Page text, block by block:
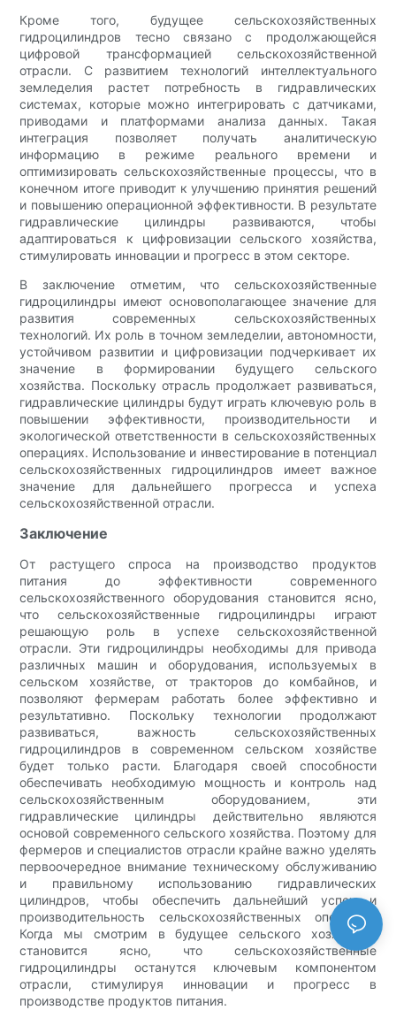
Кроме того, будущее сельскохозяйственных
гидроцилиндров тесно связано с продолжающейся
цифровой трансформацией сельскохозяйственной
отрасли. С развитием технологий интеллектуального
земледелия растет потребность в гидравлических
системах, которые можно интегрировать с датчиками,
приводами и платформами анализа данных. Такая
интеграция позволяет получать аналитическую
информацию в режиме реального времени и
оптимизировать сельскохозяйственные процессы, что в
конечном итоге приводит к улучшению принятия решений
и повышению операционной эффективности. В результате
гидравлические цилиндры развиваются, чтобы
адаптироваться к цифровизации сельского хозяйства,
стимулировать инновации и прогресс в этом секторе.
В заключение отметим, что сельскохозяйственные
гидроцилиндры имеют основополагающее значение для
развития современных сельскохозяйственных
технологий. Их роль в точном земледелии, автономности,
устойчивом развитии и цифровизации подчеркивает их
значение в формировании будущего сельского
хозяйства. Поскольку отрасль продолжает развиваться,
гидравлические цилиндры будут играть ключевую роль в
повышении эффективности, производительности и
экологической ответственности в сельскохозяйственных
операциях. Использование и инвестирование в потенциал
сельскохозяйственных гидроцилиндров имеет важное
значение для дальнейшего прогресса и успеха
сельскохозяйственной отрасли.
Заключение
От растущего спроса на производство продуктов
питания до эффективности современного
сельскохозяйственного оборудования становится ясно,
что сельскохозяйственные гидроцилиндры играют
решающую роль в успехе сельскохозяйственной
отрасли. Эти гидроцилиндры необходимы для привода
различных машин и оборудования, используемых в
сельском хозяйстве, от тракторов до комбайнов, и
позволяют фермерам работать более эффективно и
результативно. Поскольку технологии продолжают
развиваться, важность сельскохозяйственных
гидроцилиндров в современном сельском хозяйстве
будет только расти. Благодаря своей способности
обеспечивать необходимую мощность и контроль над
сельскохозяйственным оборудованием, эти
гидравлические цилиндры действительно являются
основой современного сельского хозяйства. Поэтому для
фермеров и специалистов отрасли крайне важно уделять
первоочередное внимание техническому обслуживанию
и правильному использованию гидравлических
цилиндров, чтобы обеспечить дальнейший успех и
производительность сельскохозяйственных операций.
Когда мы смотрим в будущее сельского хозяйства,
становится ясно, что сельскохозяйственные
гидроцилиндры останутся ключевым компонентом
отрасли, стимулируя инновации и прогресс в
производстве продуктов питания.